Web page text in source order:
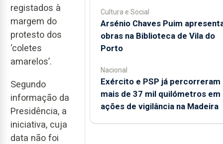
registados à
margem do
protesto dos
‘coletes
amarelos’.
Segundo
informação da
Presidência, a
iniciativa, cuja
data não foi
Cultura e Social
Arsénio Chaves Puim
obras na Biblioteca de Vila do
Porto
Nacional
Exército e PSP já percorreram
mais de 37 mil quilómetros em
ações de vigilância na Madeira